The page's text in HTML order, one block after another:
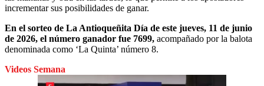
incrementar sus posibilidades de ganar.
En el sorteo de La Antioqueñita Día de este jueves, 11 de junio
de 2026, el número ganador fue 7699, acompañado por la balota
denominada como ‘La Quinta’ número 8.
Videos Semana